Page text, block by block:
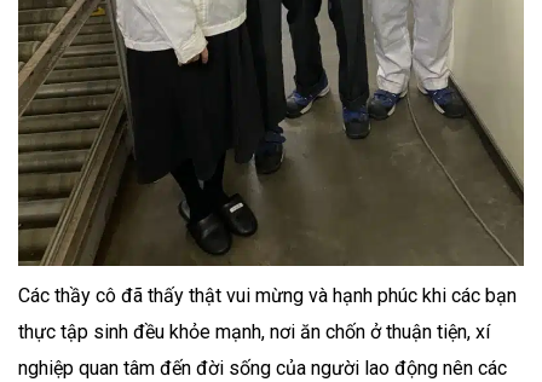
Các thầy cô đã thấy thật vui mừng và hạnh phúc khi các bạn
thực tập sinh đều khỏe mạnh, nơi ăn chốn ở thuận tiện, xí
nghiệp quan tâm đến đời sống của người lao động nên các